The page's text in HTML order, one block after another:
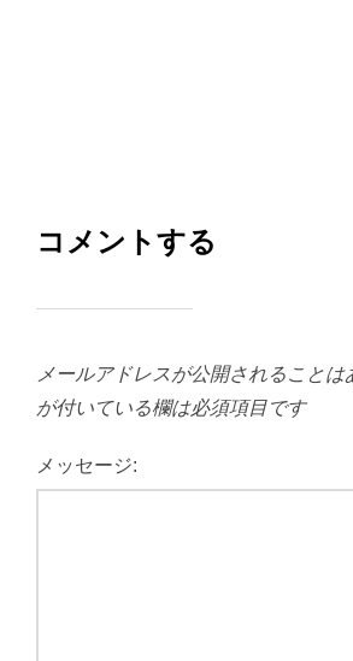
コメントする
メールアドレスが公開されることは
が付いている欄は必須項目です
メッセージ: